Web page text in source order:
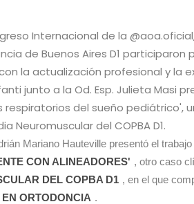
Internacional de la
de Buenos Aires D1
la actualización profesional y la
junto a la Od. Esp. Julieta Masi
del sueño pediátrico',
Neuromuscular del COPBA D1.
Mariano Hauteville presentóel trabajo
CON ALINEADORES' , otro caso
DEL COPBA D1 , en el que
ORTODONCIA .